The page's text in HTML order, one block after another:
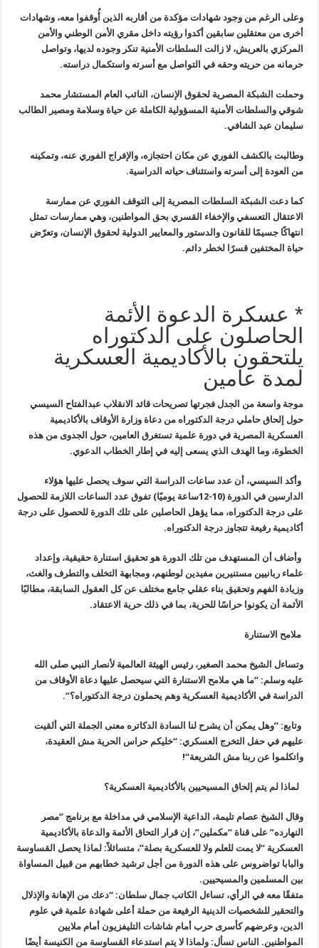
وعلى الرغم من وجود شهادات مؤكدة من أقاربه الذين أُوقفوا معه، وشهادات
أخرى من معتقلين سابقين أكدوا رؤيته داخل مقري الأمن الوطني والأمن
المركزي بالعريش، لا زالت السلطات الأمنية تنكر وجوده لديها، وتواصل
حرمانه من حريته وحقه في التواصل مع أسرته واستكمال دراسته.
وحملت الشبكة المصرية لحقوق الإنسان، النائب العام المستشار محمد
شوقي والسلطات الأمنية المسؤولية الكاملة عن حياة وسلامة ومصير الطالب
سليمان عبد الشافي.
وطالبت بالكشف الفوري عن مكان احتجازه، والإفراج الفوري عنه، وتمكينه
من العودة إلى أسرته واستئناف حياته الدراسية.
كما دعت الشبكة السلطات المصرية إلى التوقف الفوري عن ممارسة
الاعتقال التعسفي والإخفاء القسري بحق المواطنين، وهي ممارسات تمثل
انتهاكًا جسيمًا للقانون والدستور والمعايير الدولية لحقوق الإنسان، وتعرّض
حياة المختفين قسرًا لخطر دائم.
* عسكرة الدعوة الأئمة
الحاصلون على الدكتوراه
يلتحقون بالأكاديمية العسكرية
لمدة عامين
موجة واسعة من الجدل فجرتها تصريحات قائد الانقلاب عبدالفتاح السيسي
حول إلحاق حاملي درجة الدكتوراه من دعاة وزارة الأوقاف بالأكاديمية
العسكرية المصرية في دورة علمية تستغرق العامين، حول الجدوى من هذه
الخطوة، وما الهدف الذي يسعى إليه في إطار الخطاب الدعوي.
وأكد السيسي، أن عدد ساعات الدراسة التي سوف يحصل عليها هؤلاء
الدارسين في الدورة (10-12ساعة يوميًا) تفوق عدد
الساعات اللازمة للحصول
على درجة الدكتوراه، مما يؤهل الحاصلين على تلك الدورة للحصول على درجة
أكاديمية رفيعة تتجاوز درجة الدكتوراه.
وأضاف أن المستهدف من تلك الدورة هو تحقيق استنارة حقيقية، وإعداد
علماء ربانيين مستنيرين مفيدين لوطنهم، ومجابهة التخلف والتطرف والغث،
وزيادة الفهم وتحقيق بناء عقلي جامع مختلف عن كل العقول السابقة، مطالبًا
الأئمة أن يكونوا حراسًا للحرية، بما في ذلك حرية الاعتقاد.
ملامح الاستنارة
وتساءل الشيخ محمد الصغير، رئيس الهيئة العالمية لأنصار النبي صلى الله
عليه وسلم: “ما هي ملامح الاستنارة التي سيحصل عليها دعاة الأوقاف من
الدراسة في الأكاديمية العسكرية وهم يحملون درجة الدكتوراه؟“.
وتابع: “وهل يمكن أن يشرح لنا السادة الدكاتره معنى الجملة التي ألقيت
عليهم في حفل التخرج العسكري: “خليكم حراس الحرية مش العقيدة،
واتكلموا عن ربنا مش الشريعة“!
لماذا لم يتم إلحاق المسيحيين بالأكاديمية العسكرية؟
وقال الشيخ عصام تليمة، الداعية الإسلامي في مداخلة مع برنامج “مصر
النهارده” على قناة “مكملين”، إن قرار التحاق الأئمة والدعاة بالأكاديمية
العسكرية “لا يمت للعلم ولا للعسكرية بصلة”، متسائلاً: لماذا يحصل القساوسة
والبابا تواضروس على هذه الدورة من أجل ترشيد خطابهم من قبيل المساواة
بين المسلمين والمسيحيين.
متفقًا معه في الرأي، تساءل الكاتب جمال سلطان: “دعك من الإهانة والإذلال
والتحقير للشخصيات الدينية الرفيعة من حملة أعلى شهادة علمية في علوم
الدين، وعرضهم كأسرى حرب أمام شاشات التليفزيون أمام ملايين
المواطنين. الناس تسأل: ولماذا لا يتم استدعاء القساوسة من الكنيسة أيضًا